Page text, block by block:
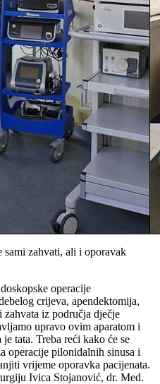
sami zahvati, ali i oporavak
operacije
crijeva, apendektomija,
iz područja dječje
upravo ovim aparatom i
tata. Treba reći kako će se
operacije pilonidalnih sinusa i
vrijeme oporavka pacijenata.
Ivica Stojanović, dr. Med.